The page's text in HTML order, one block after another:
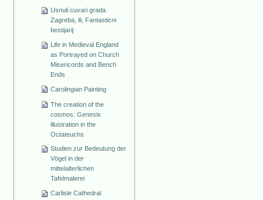
Usnuli cuvari grada
Zagreba, ili, Fantasticni
bestijarij
Life in Medieval England
as Portrayed on Church
Misericords and Bench
Ends
Carolingian Painting
The creation of the
cosmos: Genesis
illustration in the
Octateuchs
Studien zur Bedeutung der
Vögel in der
mittelalterlichen
Tafelmalerei
Carlisle Cathedral